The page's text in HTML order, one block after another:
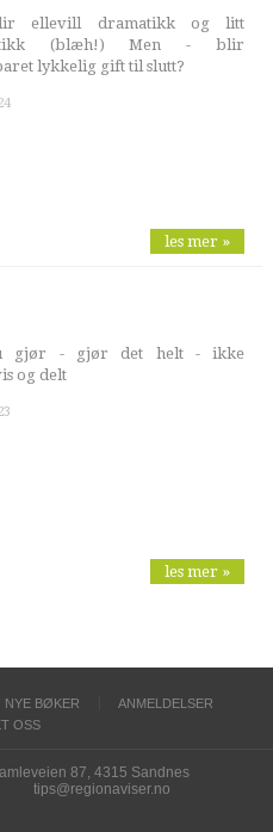
ellevill dramatikk og litt
(blæh!) Men - blir
lykkelig gift til slutt?
les mer »
gjør - gjør det helt - ikke
og delt
les mer »
NYE BØKER
ANMELDELSER
OSS
87, 4315 Sandnes
tips@regionaviser.no